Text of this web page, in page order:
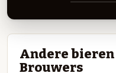
Andere bieren
Brouwers